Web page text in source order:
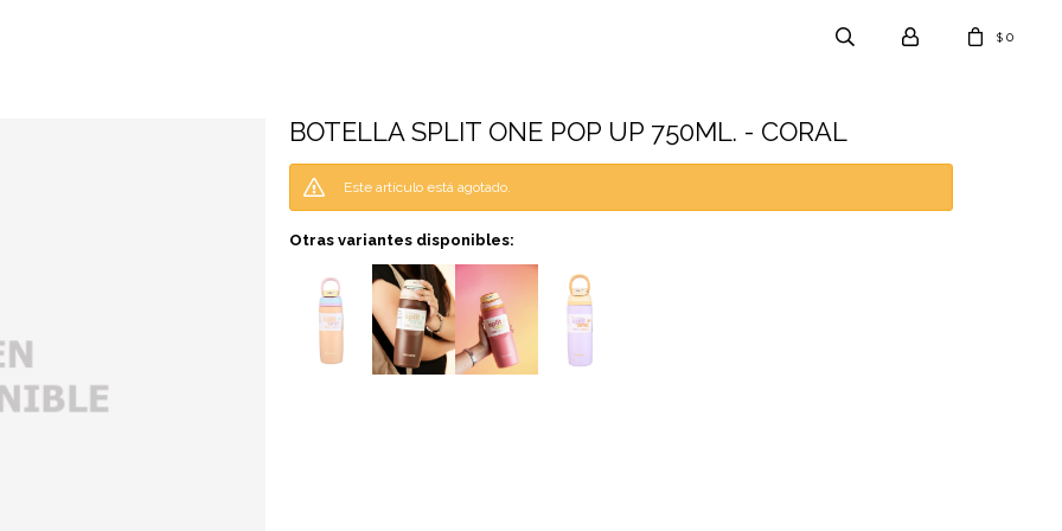
$ 0
BOTELLA SPLIT ONE POP UP 750ML. - CORAL
Este artículo está agotado.
Otras variantes disponibles: